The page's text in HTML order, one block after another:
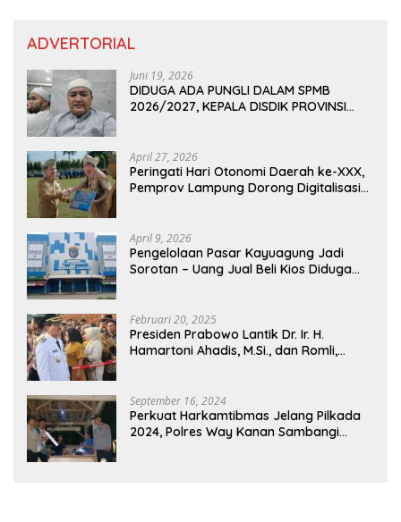
ADVERTORIAL
Juni 19, 2026
DIDUGA ADA PUNGLI DALAM SPMB
2026/2027, KEPALA DISDIK PROVINSI
April 27, 2026
Peringati Hari Otonomi Daerah ke-XXX,
Pemprov Lampung Dorong Digitalisasi
April 9, 2026
Pengelolaan Pasar Kayuagung Jadi
Sorotan – Uang Jual Beli Kios Diduga
Februari 20, 2025
Presiden Prabowo Lantik Dr. Ir. H.
Hamartoni Ahadis, M.Si., dan Romli,
2025-2030 Di Istana Negara
September 16, 2024
Perkuat Harkamtibmas Jelang Pilkada
2024, Polres Way Kanan Sambangi